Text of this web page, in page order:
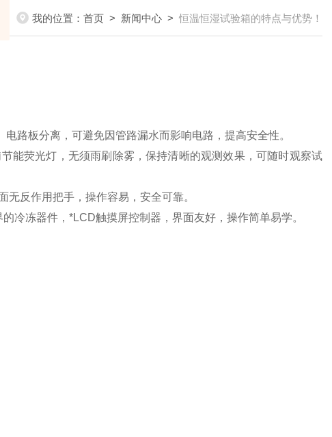
我的位置： 首页 > 新闻中心 > 恒温恒湿试验箱的特点与优势！
路板分离，可避免因管路漏水而影响电路，提高安全性。
能荧光灯，无须雨刷除雾，保持清晰的观测效果，可随时观察试
无反作用把手，操作容易，安全可靠。
冷冻器件，*LCD触摸屏控制器，界面友好，操作简单易学。